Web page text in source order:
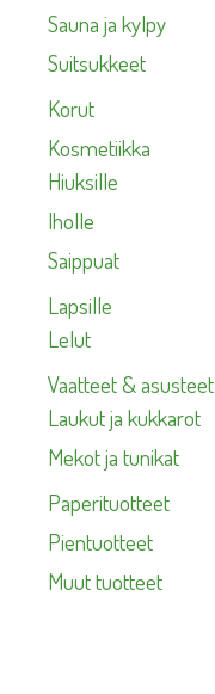
Sauna ja kylpy
Suitsukkeet
Korut
Kosmetiikka
Hiuksille
Iholle
Saippuat
Lapsille
Lelut
Vaatteet & asusteet
Laukut ja kukkarot
Mekot ja tunikat
Paperituotteet
Pientuotteet
Muut tuotteet